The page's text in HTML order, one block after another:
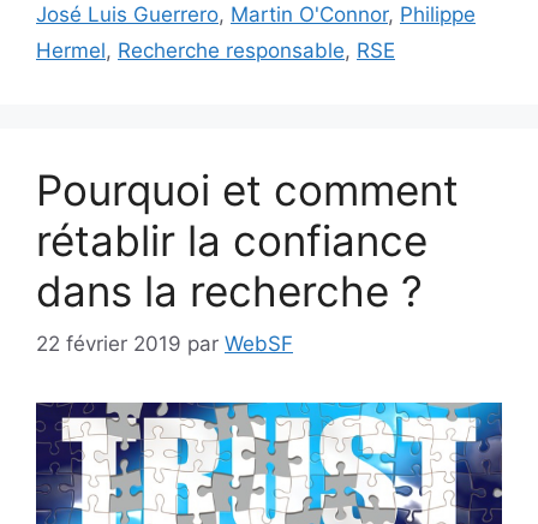
José Luis Guerrero, Martin O'Connor, Philippe
Hermel, Recherche responsable, RSE
Pourquoi et comment
rétablir la confiance
dans la recherche ?
22 février 2019 par WebSF